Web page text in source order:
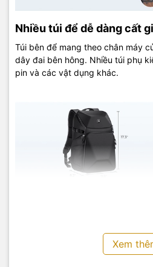
Nhiều túi để dễ dàng cất
Túi bên để mang theo chân máy
dây đai bên hông. Nhiều túi phụ
pin và các vật dụng khác.
Xem